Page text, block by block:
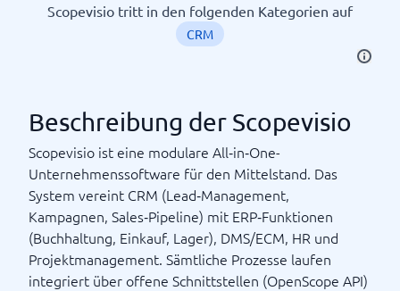
Scopevisio tritt in den folgenden Kategorien auf
CRM
Beschreibung der Scopevisio
Scopevisio ist eine modulare All‑in‑One-
Unternehmenssoftware für den Mittelstand. Das
System vereint CRM (Lead‑Management,
Kampagnen, Sales‑Pipeline) mit ERP‑Funktionen
(Buchhaltung, Einkauf, Lager), DMS/ECM, HR und
Projektmanagement. Sämtliche Prozesse laufen
integriert über offene Schnittstellen (OpenScope API)